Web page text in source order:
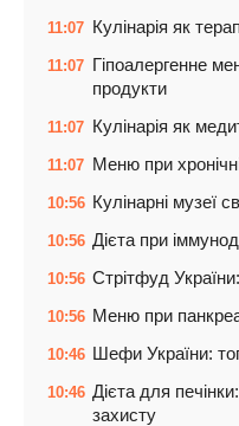
11:07 Кулінарія як
11:07 Гіпоалергенне
продукти
11:07 Кулінарія як
11:07 Меню при
10:56 Кулінарні музеї
10:56 Дієта при
10:56 Стрітфуд
10:56 Меню при
10:46 Шефи України:
10:46 Дієта для
захисту